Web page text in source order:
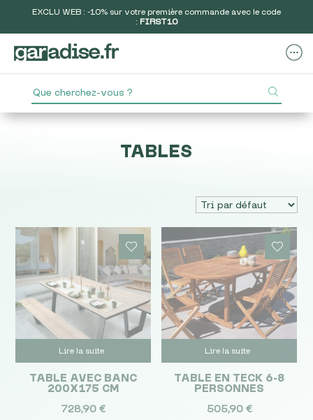
EXCLU WEB : -10% sur votre première commande avec le code
: FIRST10
TABLES
Lire la suite
TABLE AVEC BANC
200X175 CM
728,90€
Lire la suite
TABLE EN TECK 6-8
PERSONNES
505,90 €